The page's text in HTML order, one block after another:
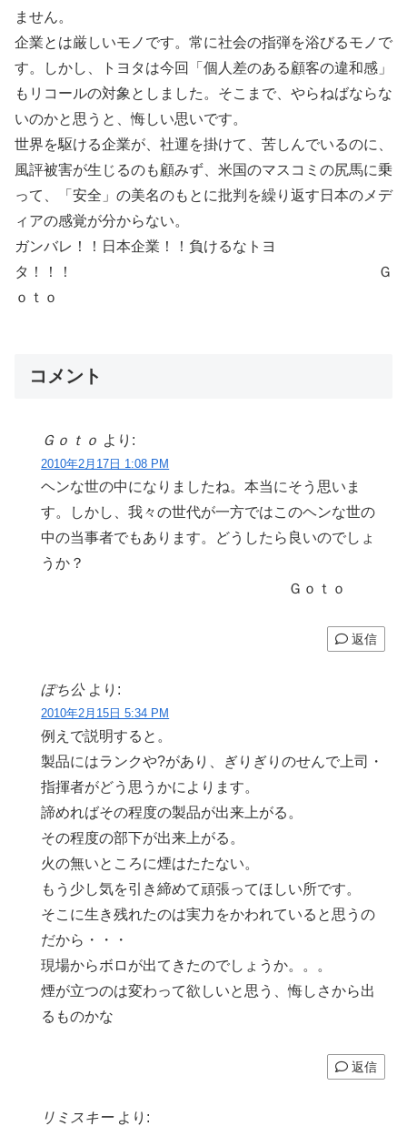
ません。
企業とは厳しいモノです。常に社会の指弾を浴びるモノで
す。しかし、トヨタは今回「個人差のある顧客の違和感」
もリコールの対象としました。そこまで、やらねばならな
いのかと思うと、悔しい思いです。
世界を駆ける企業が、社運を掛けて、苦しんでいるのに、
風評被害が生じるのも顧みず、米国のマスコミの尻馬に乗
って、「安全」の美名のもとに批判を繰り返す日本のメデ
ィアの感覚が分からない。
ガンバレ！！日本企業！！負けるなトヨ
タ！！！ Ｇ
ｏｔｏ
コメント
Ｇｏｔｏ より:
2010年2月17日 1:08 PM
ヘンな世の中になりましたね。本当にそう思いま
す。しかし、我々の世代が一方ではこのヘンな世の
中の当事者でもあります。どうしたら良いのでしょ
うか？
Ｇｏｔｏ
返信
ぽち公 より:
2010年2月15日 5:34 PM
例えで説明すると。
製品にはランクや?があり、ぎりぎりのせんで上司・
指揮者がどう思うかによります。
諦めればその程度の製品が出来上がる。
その程度の部下が出来上がる。
火の無いところに煙はたたない。
もう少し気を引き締めて頑張ってほしい所です。
そこに生き残れたのは実力をかわれていると思うの
だから・・・
現場からボロが出てきたのでしょうか。。。
煙が立つのは変わって欲しいと思う、悔しさから出
るものかな
返信
リミスキー より: